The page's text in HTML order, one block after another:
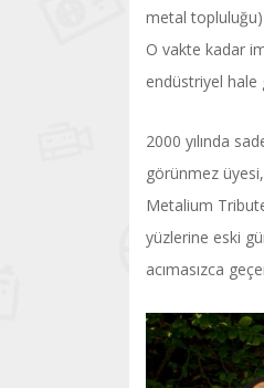
metal
O vakte kadar
endüstriyel
2000 yılında
görünmez
Metalium
yüzlerine eski
acımasızca